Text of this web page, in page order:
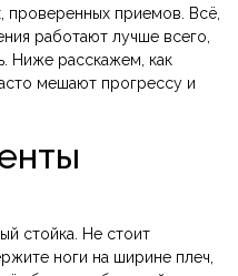
проверенных приемов. Всё,
работают лучше всего,
Ниже расскажем, как
мешают прогрессу и
стойка. Не стоит
ноги на ширине плеч,